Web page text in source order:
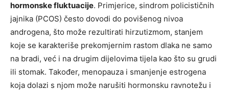
hormonske fluktuacije. Primjerice, sindrom policističnih
jajnika (PCOS) često dovodi do povišenog nivoa
androgena, što može rezultirati hirzutizmom, stanjem
koje se karakteriše prekomjernim rastom dlaka ne samo
na bradi, već i na drugim dijelovima tijela kao što su grudi
ili stomak. Također, menopauza i smanjenje estrogena
koja dolazi s njom može narušiti hormonsku ravnotežu i